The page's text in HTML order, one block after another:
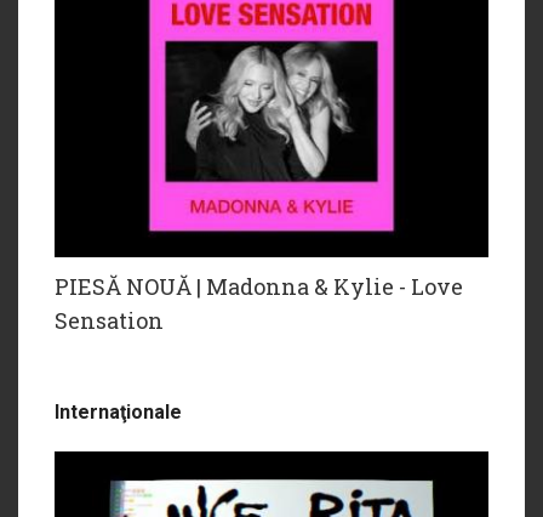
PIESĂ NOUĂ | Madonna & Kylie - Love
Sensation
Internaţionale